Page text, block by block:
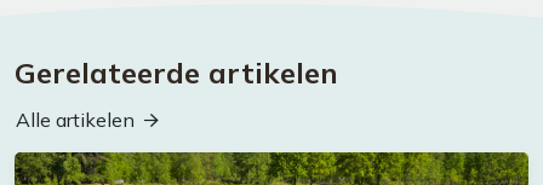
Gerelateerde artikelen
Alle artikelen